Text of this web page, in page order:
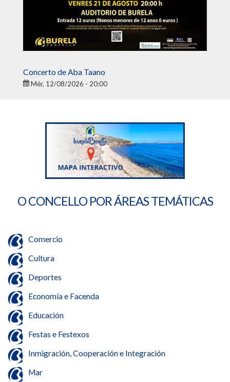
Concerto de Aba Taano
Mér, 12/08/2026 - 20:00
O CONCELLO POR ÁREAS TEMÁTICAS
Comercio
Cultura
Deportes
Economía e Facenda
Educación
Festas e Festexos
Inmigración, Cooperación e Integración
Mar